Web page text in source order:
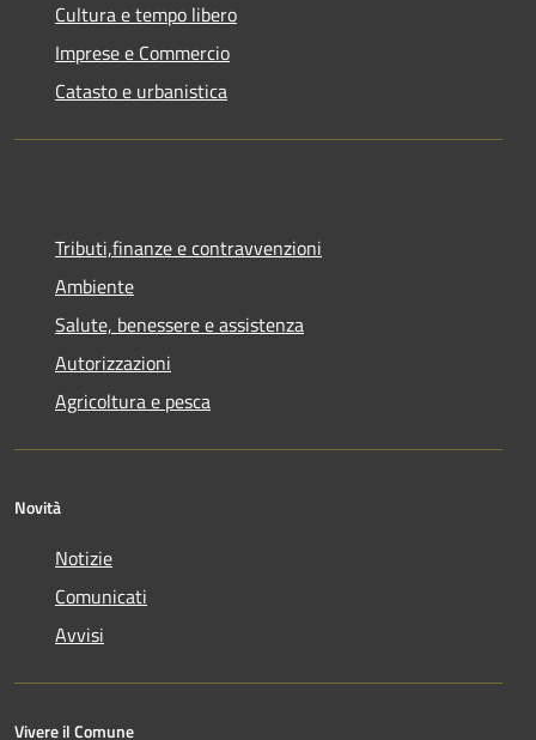
Cultura e tempo libero
Imprese e Commercio
Catasto e urbanistica
Tributi,finanze e contravvenzioni
Ambiente
Salute, benessere e assistenza
Autorizzazioni
Agricoltura e pesca
Novità
Notizie
Comunicati
Avvisi
Vivere il Comune